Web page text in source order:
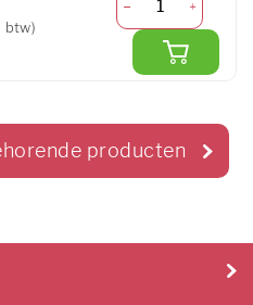
btw)
producten